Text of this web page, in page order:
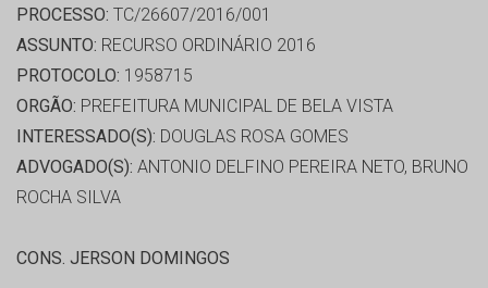
PROCESSO: TC/26607/2016/001
ASSUNTO: RECURSO ORDINÁRIO 2016
PROTOCOLO: 1958715
ORGÃO: PREFEITURA MUNICIPAL DE BELA VISTA
INTERESSADO(S): DOUGLAS ROSA GOMES
ADVOGADO(S): ANTONIO DELFINO PEREIRA NETO, BRUNO
ROCHA SILVA
CONS. JERSON DOMINGOS